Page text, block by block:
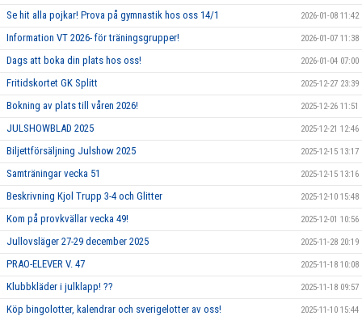
Se hit alla pojkar! Prova på gymnastik hos oss 14/1 2026-01-08 11:42
Information VT 2026- för träningsgrupper! 2026-01-07 11:38
Dags att boka din plats hos oss! 2026-01-04 07:00
Fritidskortet GK Splitt 2025-12-27 23:39
Bokning av plats till våren 2026! 2025-12-26 11:51
JULSHOWBLAD 2025 2025-12-21 12:46
Biljettförsäljning Julshow 2025 2025-12-15 13:17
Samträningar vecka 51 2025-12-15 13:16
Beskrivning Kjol Trupp 3-4 och Glitter 2025-12-10 15:48
Kom på provkvällar vecka 49! 2025-12-01 10:56
Jullovsläger 27-29 december 2025 2025-11-28 20:19
PRAO-ELEVER V. 47 2025-11-18 10:08
Klubbkläder i julklapp! ?? 2025-11-18 09:57
Köp bingolotter, kalendrar och sverigelotter av oss! 2025-11-10 15:44